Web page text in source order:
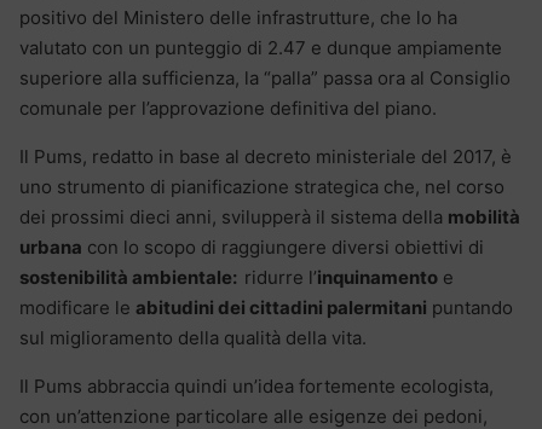
positivo del Ministero delle infrastrutture, che lo ha
valutato con un punteggio di 2.47 e dunque ampiamente
superiore alla sufficienza, la “palla” passa ora al Consiglio
comunale per l’approvazione definitiva del piano.
Il Pums, redatto in base al decreto ministeriale del 2017, è
uno strumento di pianificazione strategica che, nel corso
dei prossimi dieci anni, svilupperà il sistema della mobilità
urbana con lo scopo di raggiungere diversi obiettivi di
sostenibilità ambientale: ridurre l’inquinamento e
modificare le abitudini dei cittadini palermitani puntando
sul miglioramento della qualità della vita.
Il Pums abbraccia quindi un’idea fortemente ecologista,
con un’attenzione particolare alle esigenze dei pedoni,